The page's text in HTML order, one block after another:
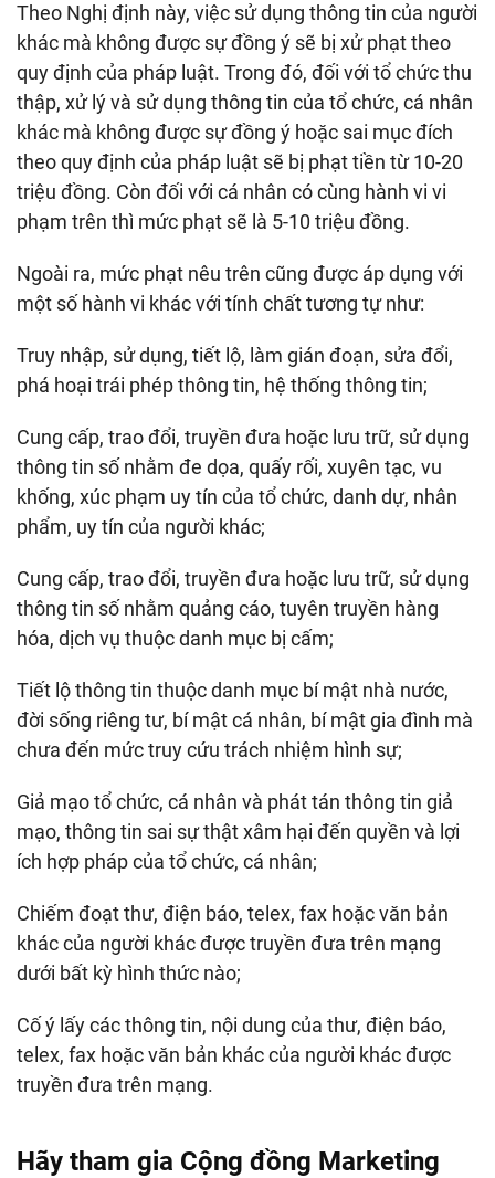
Theo Nghị định này, việc sử dụng thông tin của người
khác mà không được sự đồng ý sẽ bị xử phạt theo
quy định của pháp luật. Trong đó, đối với tổ chức thu
thập, xử lý và sử dụng thông tin của tổ chức, cá nhân
khác mà không được sự đồng ý hoặc sai mục đích
theo quy định của pháp luật sẽ bị phạt tiền từ 10-20
triệu đồng. Còn đối với cá nhân có cùng hành vi vi
phạm trên thì mức phạt sẽ là 5-10 triệu đồng.
Ngoài ra, mức phạt nêu trên cũng được áp dụng với
một số hành vi khác với tính chất tương tự như:
Truy nhập, sử dụng, tiết lộ, làm gián đoạn, sửa đổi,
phá hoại trái phép thông tin, hệ thống thông tin;
Cung cấp, trao đổi, truyền đưa hoặc lưu trữ, sử dụng
thông tin số nhằm đe dọa, quấy rối, xuyên tạc, vu
khống, xúc phạm uy tín của tổ chức, danh dự, nhân
phẩm, uy tín của người khác;
Cung cấp, trao đổi, truyền đưa hoặc lưu trữ, sử dụng
thông tin số nhằm quảng cáo, tuyên truyền hàng
hóa, dịch vụ thuộc danh mục bị cấm;
Tiết lộ thông tin thuộc danh mục bí mật nhà nước,
đời sống riêng tư, bí mật cá nhân, bí mật gia đình mà
chưa đến mức truy cứu trách nhiệm hình sự;
Giả mạo tổ chức, cá nhân và phát tán thông tin giả
mạo, thông tin sai sự thật xâm hại đến quyền và lợi
ích hợp pháp của tổ chức, cá nhân;
Chiếm đoạt thư, điện báo, telex, fax hoặc văn bản
khác của người khác được truyền đưa trên mạng
dưới bất kỳ hình thức nào;
Cố ý lấy các thông tin, nội dung của thư, điện báo,
telex, fax hoặc văn bản khác của người khác được
truyền đưa trên mạng.
Hãy tham gia Cộng đồng Marketing